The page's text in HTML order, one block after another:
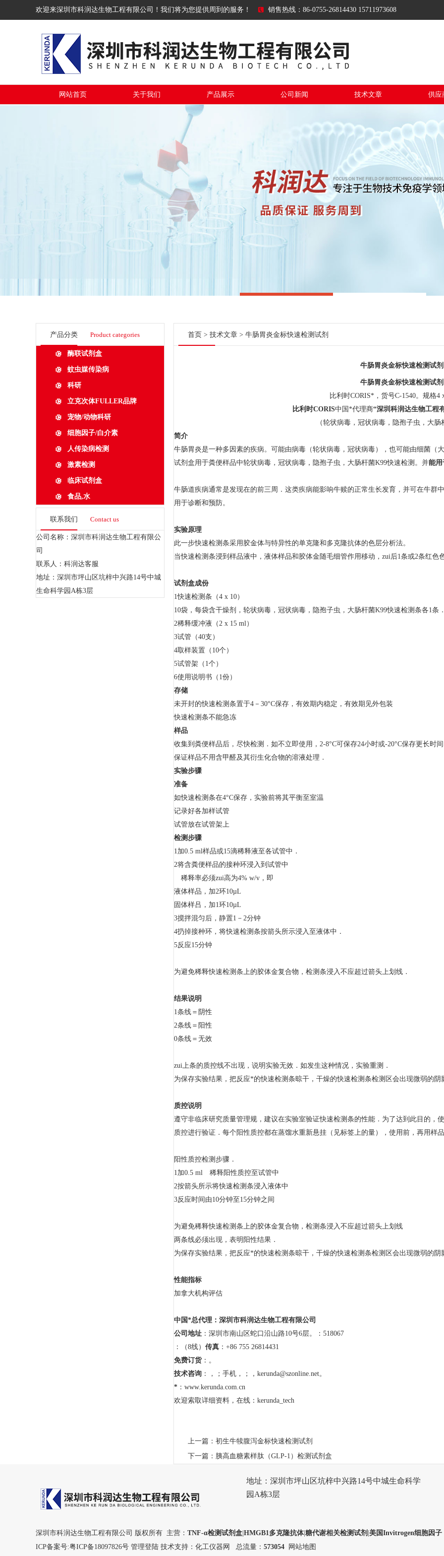
欢迎来深圳市科润达生物工程有限公司！我们将为您提供周到的服务！ 销售热线：86-0755-26814430 15711973608
网站首页 关于我们 产品展示 公司新闻 技术文章 供应
产品分类 Product categories
酶联试剂盒
蚊虫媒传染病
科研
立克次体FULLER品牌
宠物/动物科研
细胞因子/白介素
人传染病检测
激素检测
临床试剂盒
食品,水
联系我们 Contact us
公司名称：深圳市科润达生物工程有限公
司
联系人：科润达客服
地址：深圳市坪山区坑梓中兴路14号中城
生命科学园A栋3层
首页 > 技术文章 > 牛肠胃炎金标快速检测试剂
牛肠胃炎金标快速检测试剂
牛肠胃炎金标快速检测试剂
比利时CORIS*，货号C-1540。规格4
比利时CORIS中国*代理商“深圳科润达生物工程
（轮状病毒，冠状病毒，隐孢子虫，大肠
简介
牛肠胃炎是一种多因素的疾病。可能由病毒（轮状病毒，冠状病毒），也可能由细菌（
试剂盒用于粪便样品中轮状病毒，冠状病毒，隐孢子虫，大肠杆菌K99快速检测。并能用
牛肠道疾病通常是发现在的前三周．这类疾病能影响牛赎的正常生长发育，并可在牛群
用于诊断和预防。
实验原理
此一步快速检测条采用胶金体与特异性的单克隆和多克隆抗体的色层分析法。
当快速检测条浸到样品液中，液体样品和胶体金随毛细管作用移动，zui后1条或2条红
试剂盒成份
1快速检测条（4 x 10）
10袋，每袋含干燥剂，轮状病毒，冠状病毒，隐孢子虫，大肠杆菌K99快速检测条各1条
2稀释缓冲液（2 x 15 ml）
3试管（40支）
4取样装置（10个）
5试管架（1个）
6使用说明书（1份）
存储
未开封的快速检测条置于4－30°C保存，有效期内稳定，有效期见外包装
快速检测条不能急冻
样品
收集到粪便样品后，尽快检测．如不立即使用，2-8°C可保存24小时或-20°C保存更长时
保证样品不用含甲醛及其衍生化合物的溶液处理．
实验步骤
准备
如快速检测条在4°C保存，实验前将其平衡至室温
记录好各加样试管
试管放在试管架上
检测步骤
1加0.5 ml样品或15滴稀释液至各试管中．
2将含粪便样品的接种环浸入到试管中
稀释率必须zui高为4% w/v，即
液体样品，加2环10µL
固体样吕，加1环10µL
3搅拌混匀后，静置1－2分钟
4扔掉接种环，将快速检测条按箭头所示浸入至液体中．
5反应15分钟
为避免稀释快速检测条上的胶体金复合物，检测条浸入不应超过箭头上划线．
结果说明
1条线＝阴性
2条线＝阳性
0条线＝无效
zui上条的质控线不出现，说明实验无效．如发生这种情况，实验重测．
为保存实验结果，把反应*的快速检测条晾干，干燥的快速检测条检测区会出现微弱的阴
质控说明
遵守非临床研究质量管理规，建议在实验室验证快速检测条的性能．为了达到此目的，
质控进行验证．每个阳性质控都在蒸馏水重新悬挂（见标签上的量），使用前，再用样
阳性质控检测步骤．
1加0.5 ml 稀释阳性质控至试管中
2按箭头所示将快速检测条浸入液体中
3反应时间由10分钟至15分钟之间
为避免稀释快速检测条上的胶体金复合物，检测条浸入不应超过箭头上划线
两条线必须出现，表明阳性结果．
为保存实验结果，把反应*的快速检测条晾干，干燥的快速检测条检测区会出现微弱的阴
性能指标
加拿大机构评估
中国*总代理：深圳市科润达生物工程有限公司
公司地址 ：深圳市南山区蛇口沿山路10号6层。
：518067
：（8线） 传真 ：+86 755 26814431
免费订货：。
技术咨询 ：，；手机，；， kerunda@szonline.net。
* ：www.kerunda.com.cn
欢迎索取详细资料，在线：kerunda_tech
上一篇： 初生牛犊腹泻金标快速检测试剂
下一篇： 胰高血糖素样肽（GLP-1）检测试剂盒
地址：深圳市坪山区坑梓中兴路14号中城生命科学
园A栋3层
深圳市科润达生物工程有限公司 版权所有 主营： TNF-α检测试剂盒 HMGB1多克隆抗体|糖代谢相关检测试剂 美国Invitrogen细胞因子
ICP备案号:粤ICP备18097826号 管理登陆 技术支持： 化工仪器网 总流量： 573054 网站地图